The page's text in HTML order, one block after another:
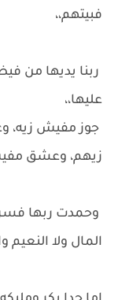
فبيتهم،،
ربنا يديها من
عليها،،
جوز مفيش زيه،
زيهم، وعشق
وحمدت ربها
المال ولا النعيم